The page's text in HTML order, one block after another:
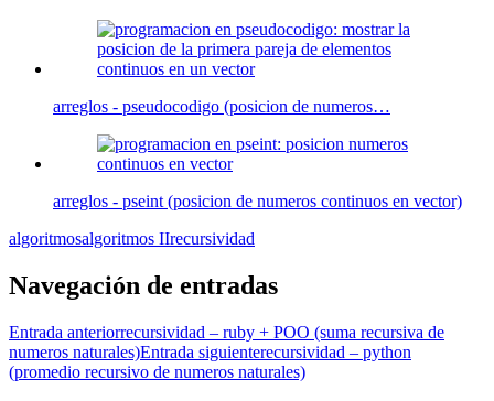
arreglos - pseudocodigo (posicion de numeros…
arreglos - pseint (posicion de numeros continuos en vector)
algoritmosalgoritmos IIrecursividad
Navegación de entradas
Entrada anteriorrecursividad – ruby + POO (suma recursiva de
numeros naturales)Entrada siguienterecursividad – python
(promedio recursivo de numeros naturales)